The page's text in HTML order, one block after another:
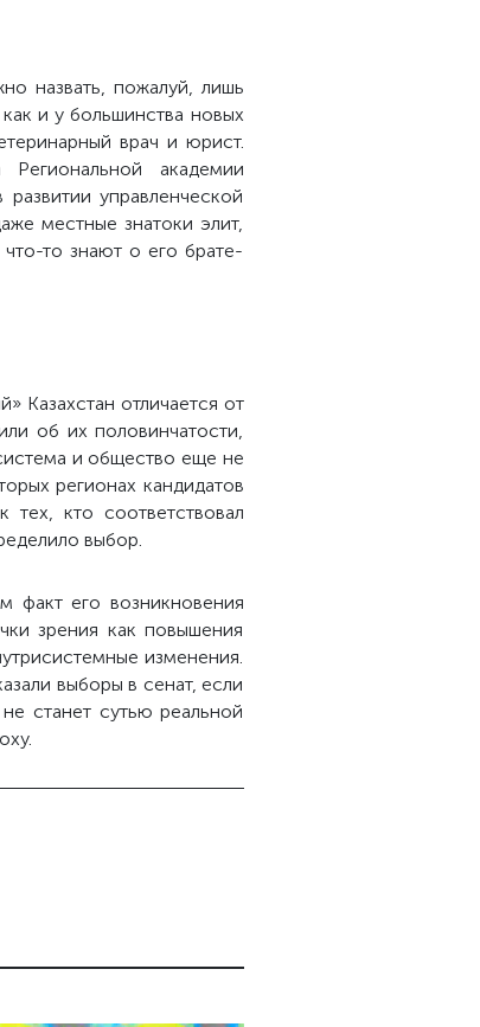
назвать, пожалуй, лишь
и у большинства новых
врач и юрист.
академии
управленческой
местные знатоки элит,
то знают о его брате-
Казахстан отличается от
об их половинчатости,
и общество еще не
регионах кандидатов
кто соответствовал
выбор.
факт его возникновения
зрения как повышения
изменения.
выборы в сенат, если
станет сутью реальной